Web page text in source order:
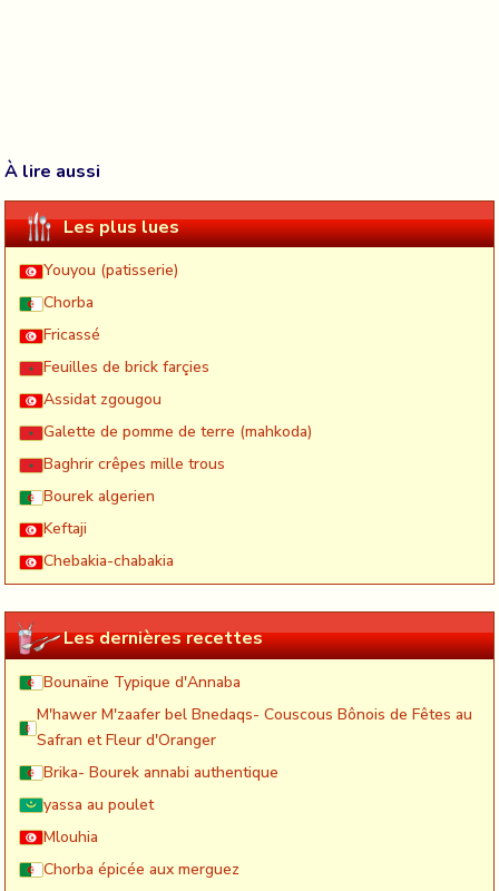
À lire aussi
Les plus lues
Youyou (patisserie)
Chorba
Fricassé
Feuilles de brick farçies
Assidat zgougou
Galette de pomme de terre (mahkoda)
Baghrir crêpes mille trous
Bourek algerien
Keftaji
Chebakia-chabakia
Les dernières recettes
Bounaïne Typique d'Annaba
M'hawer M'zaafer bel Bnedaqs- Couscous Bônois de Fêtes au
Safran et Fleur d'Oranger
Brika- Bourek annabi authentique
yassa au poulet
Mlouhia
Chorba épicée aux merguez